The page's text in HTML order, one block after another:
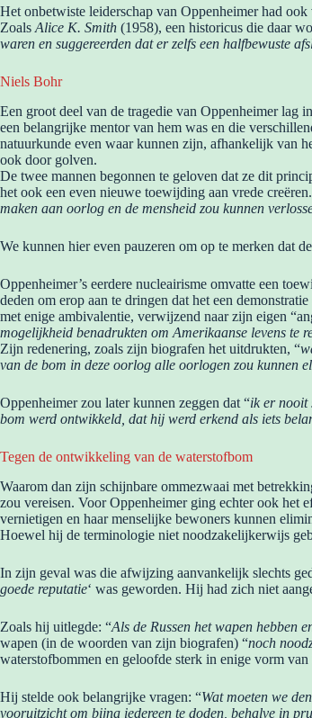
Het onbetwiste leiderschap van Oppenheimer had ook
Zoals Alice K. Smith (1958), een historicus die daar
waren en suggereerden dat er zelfs een halfbewuste
Niels Bohr
Een groot deel van de tragedie van Oppenheimer lag
een belangrijke mentor van hem was en die
natuurkunde even waar kunnen zijn, afhankelijk van
ook door golven.
De twee mannen begonnen te geloven dat ze dit
het ook een even nieuwe toewijding aan vrede
maken aan oorlog en de mensheid zou kunnen
We kunnen hier even pauzeren om op te merken dat
Oppenheimer’s eerdere nucleairisme omvatte een
deden om erop aan te dringen dat het een
met enige ambivalentie, verwijzend naar zijn eigen
mogelijkheid benadrukten om Amerikaanse levens
Zijn redenering, zoals zijn biografen het uitdrukten, “
van de bom in deze oorlog alle oorlogen zou kunnen
Oppenheimer zou later kunnen zeggen dat “ik er nooit
bom werd ontwikkeld, dat hij werd erkend als iets
Tegen de ontwikkeling van de waterstofbom
Waarom dan zijn schijnbare ommezwaai met
zou vereisen. Voor Oppenheimer ging echter ook het
vernietigen en haar menselijke bewoners kunnen
Hoewel hij de terminologie niet noodzakelijkerwijs
In zijn geval was die afwijzing aanvankelijk slechts
goede reputatie‘ was geworden. Hij had zich niet
Zoals hij uitlegde: “Als de Russen het wapen hebben
wapen (in de woorden van zijn biografen) “noch
waterstofbommen en geloofde sterk in enige vorm
Hij stelde ook belangrijke vragen: “Wat moeten we
vooruitzicht om bijna iedereen te doden, behalve in